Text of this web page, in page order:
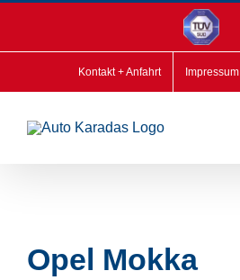
Kontakt + Anfahrt Impressum
Opel Mokka